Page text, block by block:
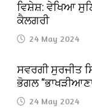
ਵਿਸ਼ੇਸ਼: ਵੇਖਿਆ
ਕੈਲਗਰੀ
24 May 2024
ਸਵਰਗੀ ਸੁਰਜੀਤ
ਭੋਗਲ
24 May 2024